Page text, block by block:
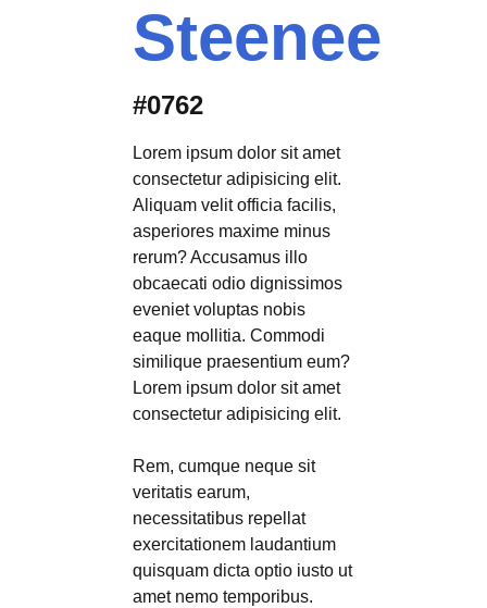
Steenee
#0762
Lorem ipsum dolor sit amet
consectetur adipisicing elit.
Aliquam velit officia facilis,
asperiores maxime minus
rerum? Accusamus illo
obcaecati odio dignissimos
eveniet voluptas nobis
eaque mollitia. Commodi
similique praesentium eum?
Lorem ipsum dolor sit amet
consectetur adipisicing elit.
Rem, cumque neque sit
veritatis earum,
necessitatibus repellat
exercitationem laudantium
quisquam dicta optio iusto ut
amet nemo temporibus.